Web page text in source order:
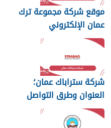
موقع شركة مجموعة ترك
عمان الإلكتروني
شركة ستراباك عمان؛
العنوان وطرق التواصل